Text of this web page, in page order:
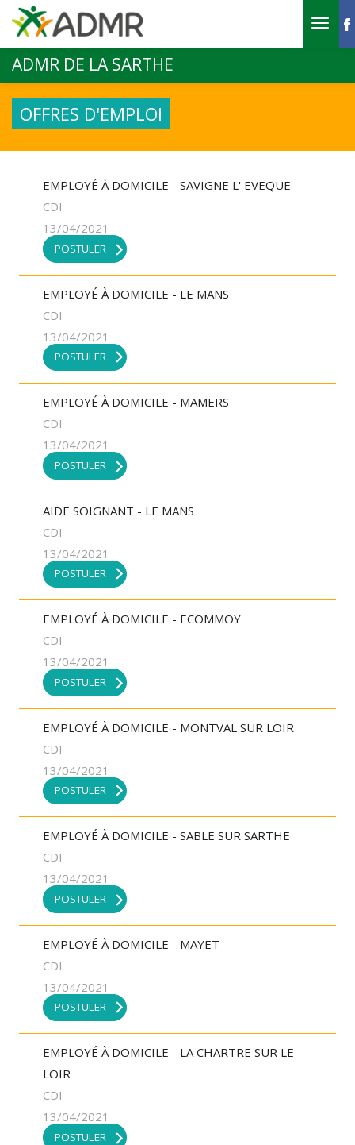
Aller au contenu principal
ADMR DE LA SARTHE
OFFRES D'EMPLOI
EMPLOYÉ À DOMICILE - SAVIGNE L' EVEQUE
CDI
13/04/2021
POSTULER
EMPLOYÉ À DOMICILE - LE MANS
CDI
13/04/2021
POSTULER
EMPLOYÉ À DOMICILE - MAMERS
CDI
13/04/2021
POSTULER
AIDE SOIGNANT - LE MANS
CDI
13/04/2021
POSTULER
EMPLOYÉ À DOMICILE - ECOMMOY
CDI
13/04/2021
POSTULER
EMPLOYÉ À DOMICILE - MONTVAL SUR LOIR
CDI
13/04/2021
POSTULER
EMPLOYÉ À DOMICILE - SABLE SUR SARTHE
CDI
13/04/2021
POSTULER
EMPLOYÉ À DOMICILE - MAYET
CDI
13/04/2021
POSTULER
EMPLOYÉ À DOMICILE - LA CHARTRE SUR LE
LOIR
CDI
13/04/2021
POSTULER